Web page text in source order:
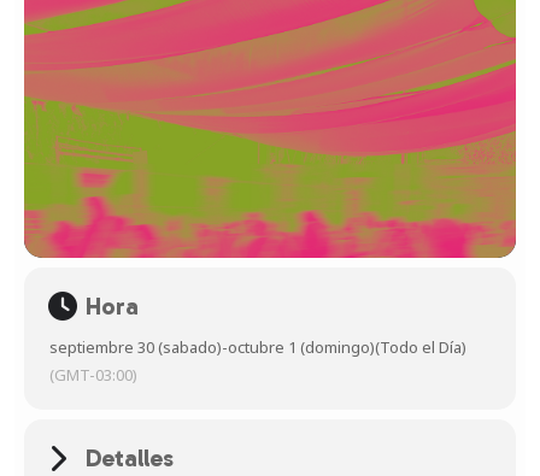
Hora
septiembre 30 (sabado)-octubre 1 (domingo)(Todo el Día)
(GMT-03:00)
Detalles